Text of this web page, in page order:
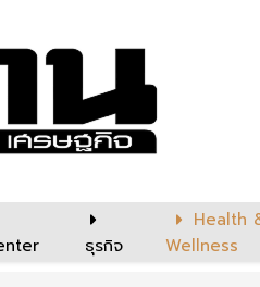
ธุรกิจ
Health
Wellness